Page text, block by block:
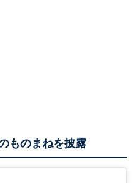
ものまねを披露